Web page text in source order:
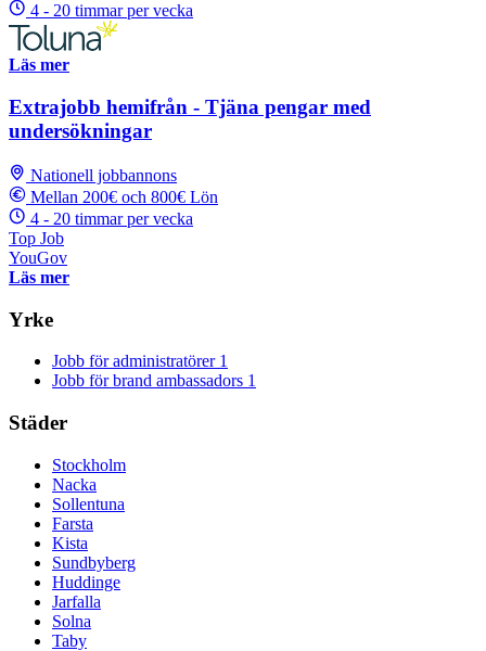
4 - 20 timmar per vecka
Läs mer
Extrajobb hemifrån - Tjäna pengar med
undersökningar
Nationell jobbannons
Mellan 200€ och 800€ Lön
4 - 20 timmar per vecka
Top Job
YouGov
Läs mer
Yrke
Jobb för administratörer 1
Jobb för brand ambassadors 1
Städer
Stockholm
Nacka
Sollentuna
Farsta
Kista
Sundbyberg
Huddinge
Jarfalla
Solna
Taby